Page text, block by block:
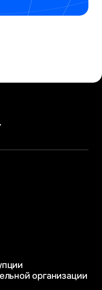
развитием
в бизнесе
организации